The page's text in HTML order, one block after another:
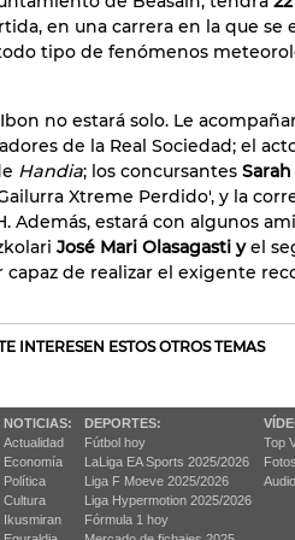
en una carrera en la que se
tipo de fenómenos
no estará solo. Le
de la Real Sociedad; el
Handia; los concursantes
Xtreme Perdido', y la
Además, estará con algunos
José Mari Olasagasti yel
capaz de realizar el exigente
INTERESEN ESTOS OTROS TEMAS
NOTICIAS:
Actualidad
Economía
Política
Cultura
Ikusmiran
DEPORTES:
Fútbol hoy
LaLiga EA Sports 2025/2026
Liga F Moeve 2025/2026
Liga Hypermotion 2025/2026
Fórmula 1 hoy
Top
Fotos